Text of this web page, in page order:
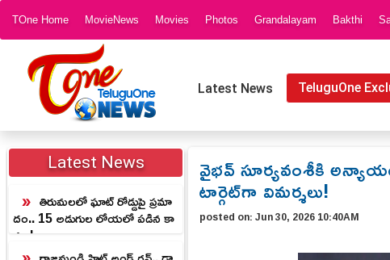
TOne Home MovieNews Movies Photos Grandalayam Bakthi
Latest News TeluguOne
Latest News
తిరుమలలో ఘాట్‌ రోడ్డుపై ప్రమా
దం.. 15 అడుగుల లోయలో పడిన కా
రు..!
వైభవ్ సూర్యవంశీకి
టార్గెట్‌గా విమర్శలు!
posted on:Jun 30, 2026 10:40AM